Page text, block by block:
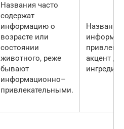
Названия часто
содержат
информацию о
возрасте или
состоянии
животного, реже
бывают
информационно–
привлекательными.
Названия
акцент